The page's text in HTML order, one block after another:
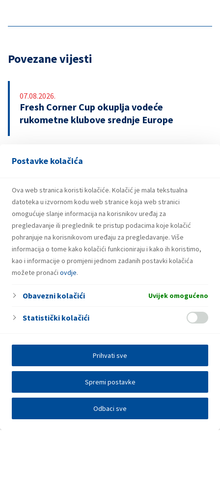
Postavke kolačića
Ova web stranica koristi kolačiće. Kolačić je mala tekstualna
datoteka u izvornom kodu web stranice koja web stranici
omogućuje slanje informacija na korisnikov uređaj za
pregledavanje ili preglednik te pristup podacima koje kolačić
pohranjuje na korisnikovom uređaju za pregledavanje. Više
informacija o tome kako kolačići funkcioniraju i kako ih koristimo,
kao i informacije o promjeni jednom zadanih postavki kolačića
možete pronaći ovdje.
Obavezni kolačići Uvijek omogućeno
Statistički kolačići
Odbaci sve
Spremi postavke
Prihvati sve
Povezane vijesti
07.08.2026.
Fresh Corner Cup okuplja vodeće
rukometne klubove srednje Europe
29.07.2026.
prvom polugodištu 2026.